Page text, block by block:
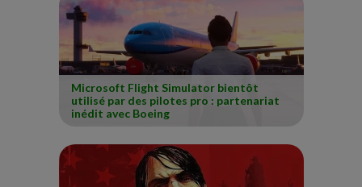
Microsoft Flight Simulator bientôt
utilisé par des pilotes pro : partenariat
inédit avec Boeing